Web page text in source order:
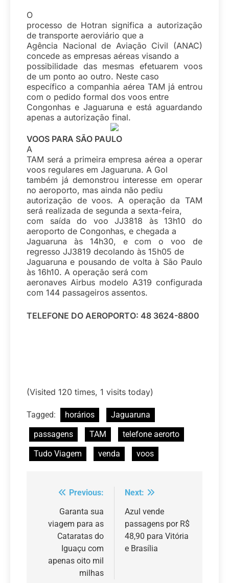
O
processo de Hotran significa a autorização
de transporte aeroviário que a
Agência Nacional de Aviação Civil (ANAC)
concede as empresas aéreas visando a
possibilidade das mesmas efetuarem voos
de um ponto ao outro. Neste caso
específico a companhia aérea TAM já entrou
com o pedido formal dos voos entre
Congonhas e Jaguaruna e está aguardando
apenas a autorização final.
VOOS PARA SÃO PAULO
A
TAM será a primeira empresa aérea a operar
voos regulares em Jaguaruna. A Gol
também já demonstrou interesse em operar
no aeroporto, mas ainda não pediu
autorização de voos. A operação da TAM
será realizada de segunda a sexta-feira,
com saída do voo JJ3818 às 13h10 do
aeroporto de Congonhas, e chegada a
Jaguaruna às 14h30, e com o voo de
regresso JJ3819 decolando às 15h05 de
Jaguaruna e pousando de volta à São Paulo
às 16h10. A operação será com
aeronaves Airbus modelo A319 configurada
com 144 passageiros assentos.
TELEFONE DO AEROPORTO: 48 3624-8800
(Visited 120 times, 1 visits today)
Tagged: horários
Jaguaruna
passagens
TAM
telefone aerorto
Tudo Viagem
venda voos
Navegação
Post
Previous:
Garanta sua
viagem para as
Cataratas do
Iguaçu com
apenas oito mil
milhas
Next:
Azul vende
passagens por R$
48,90 para Vitória
e Brasília